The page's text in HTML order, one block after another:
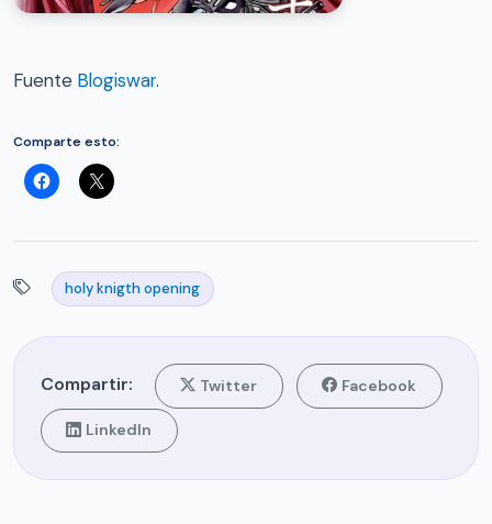
Fuente Blogiswar.
Comparte esto:
holy knigth opening
Compartir: Twitter Facebook
LinkedIn